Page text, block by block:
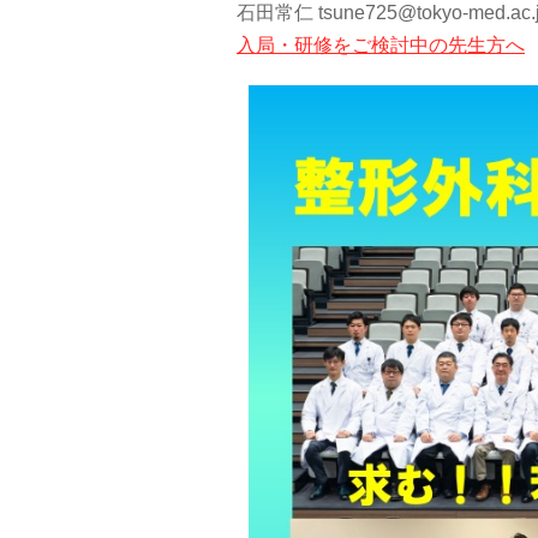
石田常仁 tsune725@tokyo-
入局・研修をご検討中の先生方へ